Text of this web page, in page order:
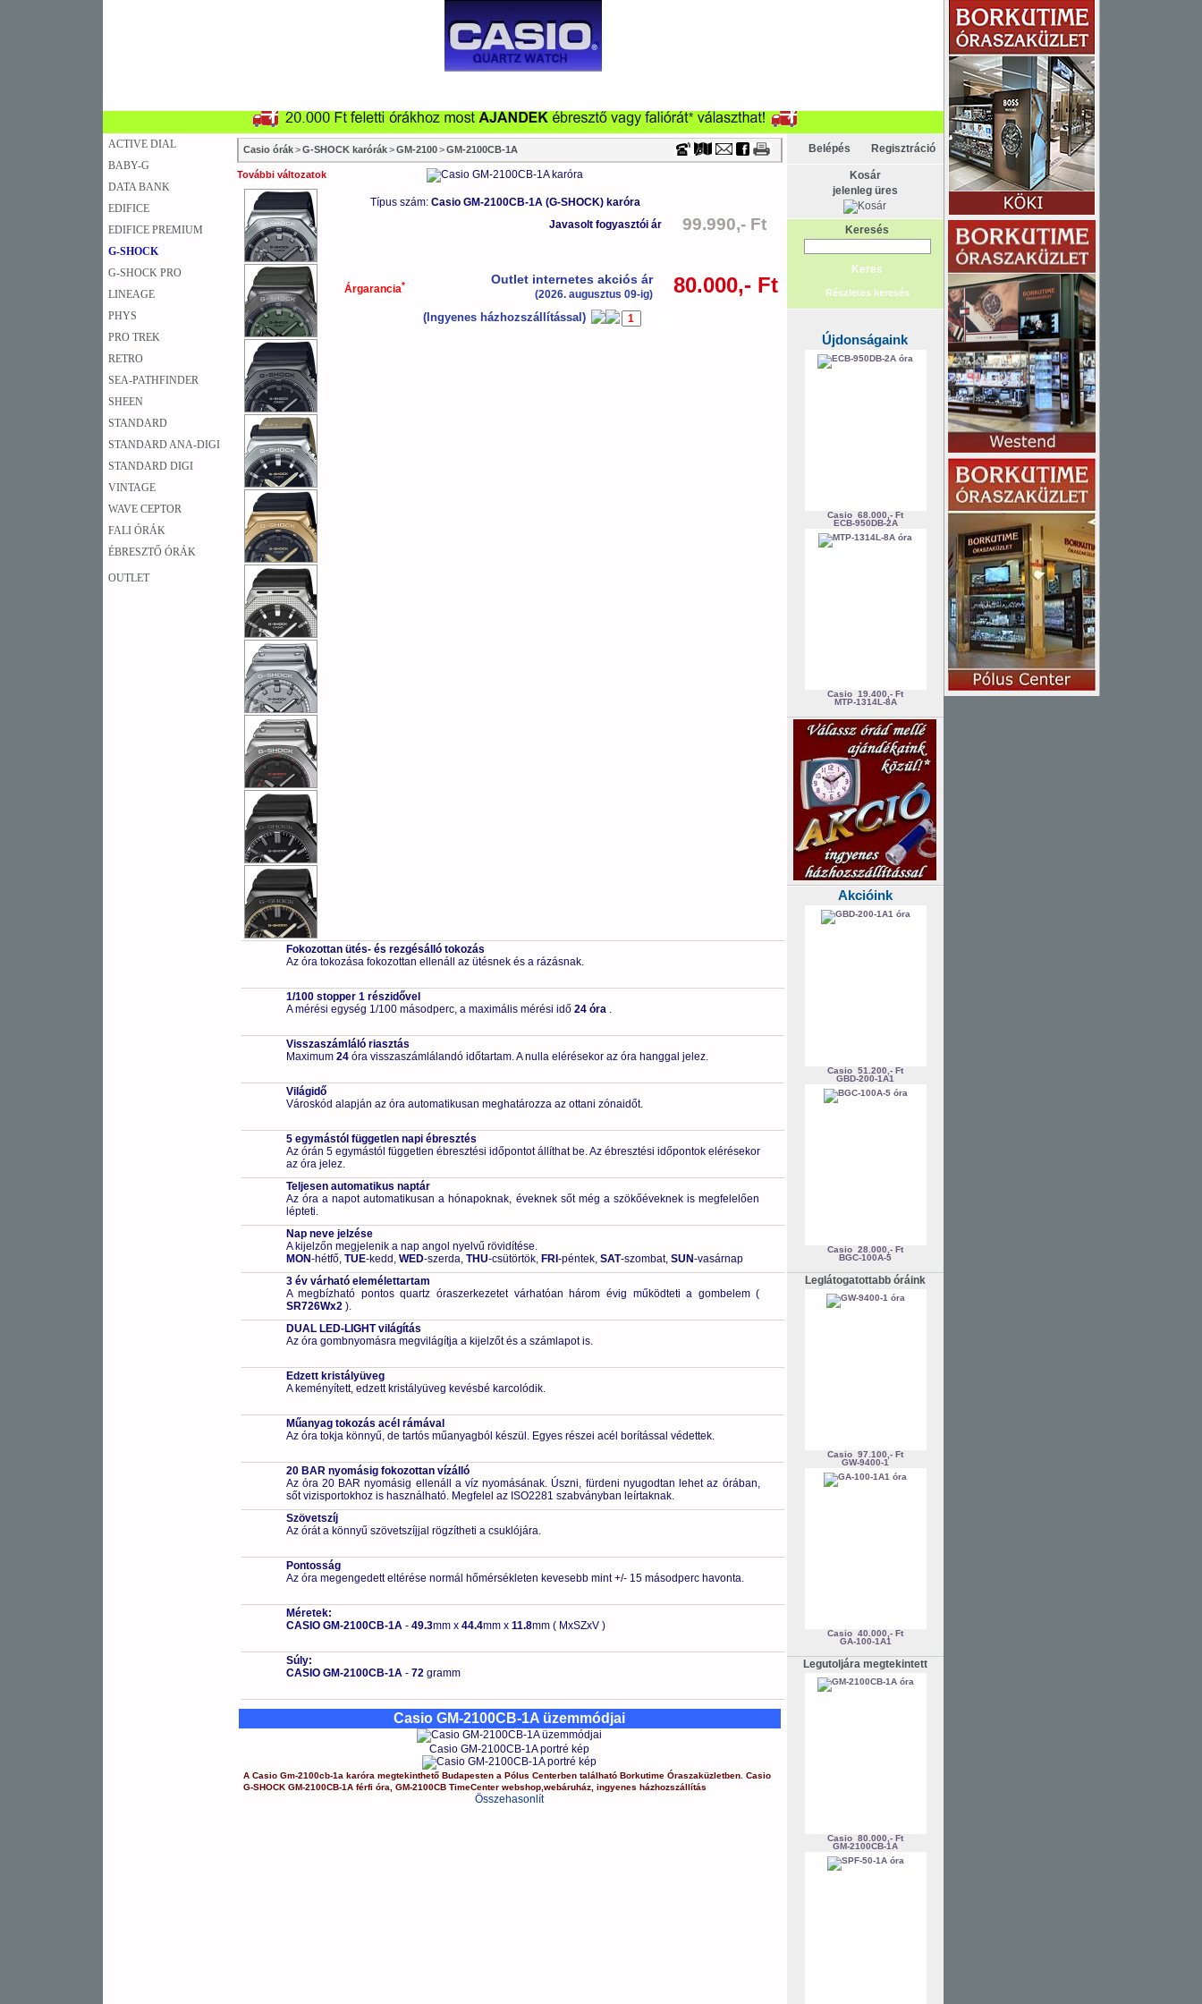
ACTIVE DIAL
BABY-G
DATA BANK
EDIFICE
EDIFICE PREMIUM
G-SHOCK
G-SHOCK PRO
LINEAGE
PHYS
PRO TREK
RETRO
SEA-PATHFINDER
SHEEN
STANDARD
STANDARD ANA-DIGI
STANDARD DIGI
VINTAGE
WAVE CEPTOR
FALI ÓRÁK
ÉBRESZTŐ ÓRÁK
OUTLET
Casio órák > G-SHOCK karórák > GM-2100 > GM-2100CB-1A
További változatok
Típus szám: Casio GM-2100CB-1A (G-SHOCK) karóra
Javasolt fogyasztói ár
99.990,- Ft
Árgarancia* Outlet internetes akciós ár
(2026. augusztus 09-ig) 80.000,- Ft
(Ingyenes házhozszállítással)
Fokozottan ütés- és rezgésálló tokozás
Az óra tokozása fokozottan ellenáll az ütésnek és a rázásnak.
1/100 stopper 1 részidővel
A mérési egység 1/100 másodperc, a maximális mérési idő 24 óra .
Visszaszámláló riasztás
Maximum 24óra visszaszámlálandó időtartam. A nulla elérésekor az óra hanggal jelez.
Világidő
Városkód alapján az óra automatikusan meghatározza az ottani zónaidőt.
5 egymástól független napi ébresztés
Az órán 5 egymástól független ébresztési időpontot állíthat be. Az ébresztési időpontok elérésekor
az óra jelez.
Teljesen automatikus naptár
Az óra a napot automatikusan a hónapoknak, éveknek sőt még a szökőéveknek is megfelelően
lépteti.
Nap neve jelzése
A kijelzőn megjelenik a nap angol nyelvű rövidítése.
MON-hétfő, TUE-kedd, WED-szerda, THU-csütörtök, FRI -péntek, SAT-szombat, SUN-vasárnap
3 év várható elemélettartam
A megbízható pontos quartz óraszerkezetet várhatóan három évig működteti a gombelem (
SR726Wx2).
DUAL LED-LIGHT világítás
Az óra gombnyomásra megvilágítja a kijelzőt és a számlapot is.
Edzett kristályüveg
A keményített, edzett kristályüveg kevésbé karcolódik.
Műanyag tokozás acél rámával
Az óra tokja könnyű, de tartós műanyagból készül. Egyes részei acél borítással védettek.
20 BAR nyomásig fokozottan vízálló
Az óra 20 BAR nyomásig ellenáll a víz nyomásának. Úszni, fürdeni nyugodtan lehet az órában,
sőt vizisportokhoz is használható. Megfelel az ISO2281 szabványban leírtaknak.
Szövetszíj
Az órát a könnyű szövetszíjjal rögzítheti a csuklójára.
Pontosság
Az óra megengedett eltérése normál hőmérsékleten kevesebb mint +/- 15 másodperc havonta.
Méretek:
CASIO GM-2100CB-1A- 49.3mm x 44.4mm x 11.8mm ( MxSZxV )
Súly:
CASIO GM-2100CB-1A- 72 gramm
Casio GM-2100CB-1A üzemmódjai
Casio GM-2100CB-1A portré kép
A Casio Gm-2100cb-1a karóra megtekinthető Budapesten a Pólus Centerbentalálható Borkutime Óraszaküzletben. Casio
G-SHOCK GM-2100CB-1A férfi óra GM-2100CB TimeCenter webshop, webáruház, ingyenes házhozszállítás
Összehasonlít
Belépés Regisztráció
Kosár
jelenleg üres
Keresés
Részletes keresés
Újdonságaink
Casio 68.000,- Ft
ECB-950DB-2A
Casio 19.400,- Ft
MTP-1314L-8A
Akcióink
Casio 51.200,- Ft
GBD-200-1A1
Casio 28.000,- Ft
BGC-100A-5
Leglátogatottabb óráink
Casio 97.100,- Ft
GW-9400-1
Casio 40.000,- Ft
GA-100-1A1
Legutoljára megtekintett
Casio 80.000,- Ft
GM-2100CB-1A